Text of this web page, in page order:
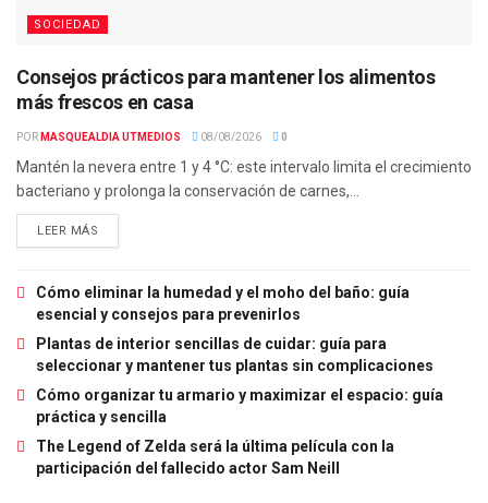
SOCIEDAD
Consejos prácticos para mantener los alimentos
más frescos en casa
POR MASQUEALDIA UTMEDIOS 08/08/2026 0
Mantén la nevera entre 1 y 4 °C: este intervalo limita el crecimiento
bacteriano y prolonga la conservación de carnes,...
LEER MÁS
Cómo eliminar la humedad y el moho del baño: guía
esencial y consejos para prevenirlos
Plantas de interior sencillas de cuidar: guía para
seleccionar y mantener tus plantas sin complicaciones
Cómo organizar tu armario y maximizar el espacio: guía
práctica y sencilla
The Legend of Zelda será la última película con la
participación del fallecido actor Sam Neill